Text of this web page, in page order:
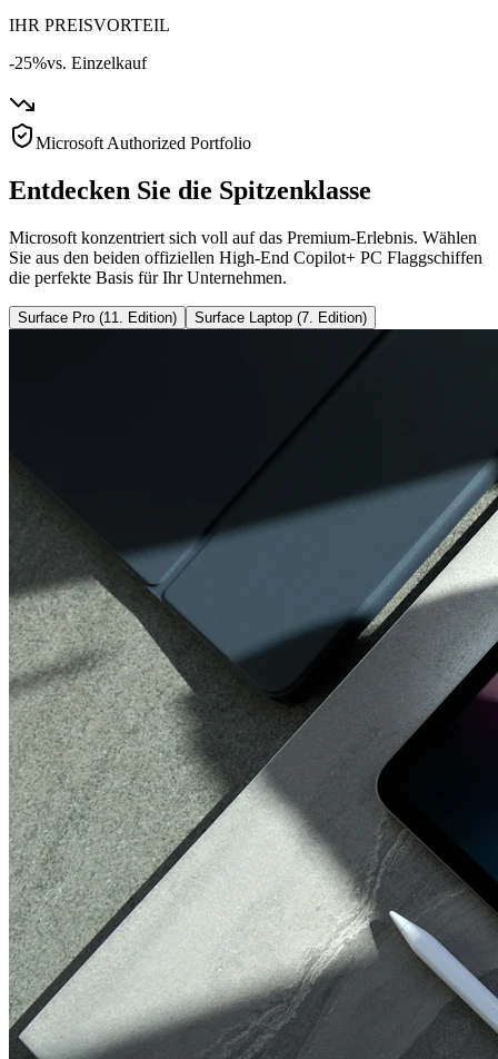
IHR PREISVORTEIL
-25%vs. Einzelkauf
Microsoft Authorized Portfolio
Entdecken Sie die Spitzenklasse
Microsoft konzentriert sich voll auf das Premium-Erlebnis. Wählen
Sie aus den beiden offiziellen High-End Copilot+ PC Flaggschiffen
die perfekte Basis für Ihr Unternehmen.
Surface Pro (11. Edition) Surface Laptop (7. Edition)